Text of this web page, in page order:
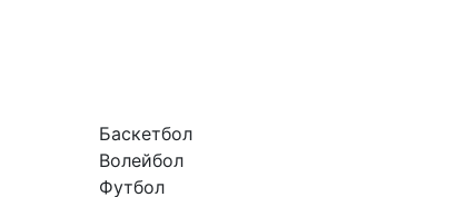
Баскетбол
Волейбол
Футбол